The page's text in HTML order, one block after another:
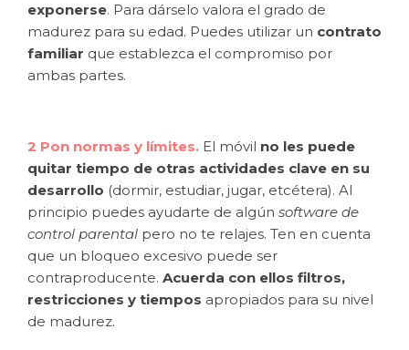
exponerse. Para dárselo valora el grado de
madurez para su edad. Puedes utilizar un contrato
familiar que establezca el compromiso por
ambas partes.
2 Pon normas y límites. El móvil no les puede
quitar tiempo de otras actividades clave en su
desarrollo (dormir, estudiar, jugar, etcétera). Al
principio puedes ayudarte de algún software de
control parental pero no te relajes. Ten en cuenta
que un bloqueo excesivo puede ser
contraproducente. Acuerda con ellos filtros,
restricciones y tiempos apropiados para su nivel
de madurez.